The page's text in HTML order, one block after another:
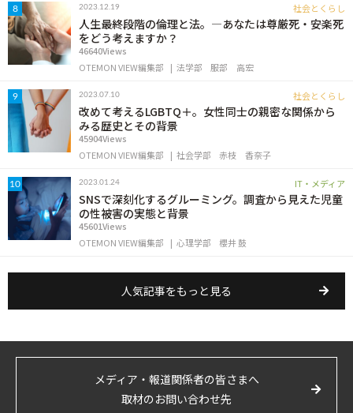
8 2023.12.19 社会とくらし
人生最終段階の倫理と法。―あなたは尊厳死・安楽死
をどう考えますか？
46640Views
OTEMON VIEW編集部
法学部 服部 高宏
9 2023.07.10 社会とくらし
改めて考えるLGBTQ＋。女性同士の親密な関係から
みる歴史とその背景
45904Views
OTEMON VIEW編集部
社会学部 赤枝 香奈子
10 2023.01.24 IT・メディア
SNSで深刻化するグルーミング。調査から見えた児童
の性被害の実態と背景
45601Views
OTEMON VIEW編集部
心理学部 櫻井 鼓
人気記事をもっと見る
メディア・報道関係者の皆さまへ
取材のお問い合わせ先